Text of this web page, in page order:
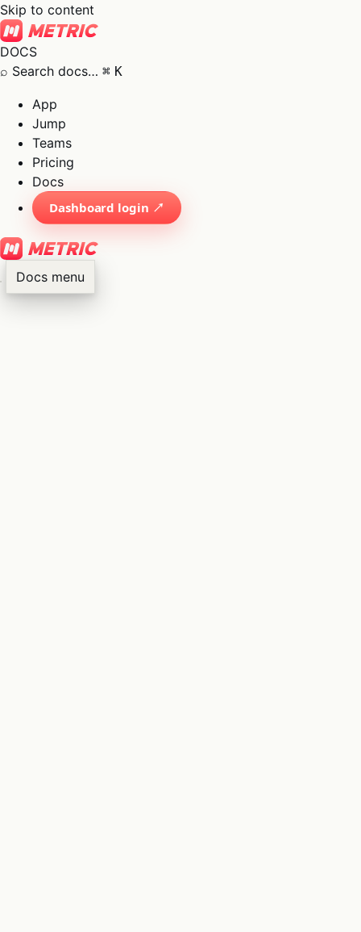
Skip to content
DOCS
⌕ Search docs… ⌘ K
App
Jump
Teams
Pricing
Docs
Dashboard login ↗
Docs menu